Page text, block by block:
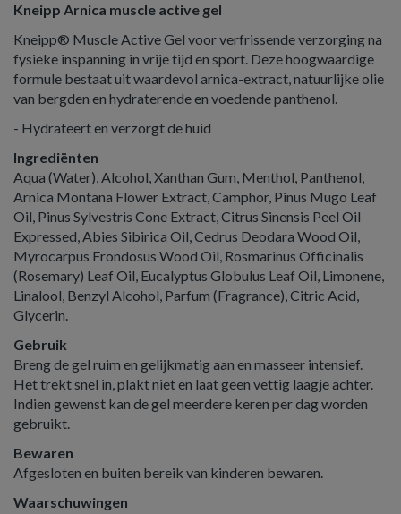
Kneipp Arnica muscle active gel
Kneipp® Muscle Active Gel voor verfrissende verzorging na
fysieke inspanning in vrije tijd en sport. Deze hoogwaardige
formule bestaat uit waardevol arnica-extract, natuurlijke olie
van bergden en hydraterende en voedende panthenol.
- Hydrateert en verzorgt de huid
Ingrediënten
Aqua (Water), Alcohol, Xanthan Gum, Menthol, Panthenol,
Arnica Montana Flower Extract, Camphor, Pinus Mugo Leaf
Oil, Pinus Sylvestris Cone Extract, Citrus Sinensis Peel Oil
Expressed, Abies Sibirica Oil, Cedrus Deodara Wood Oil,
Myrocarpus Frondosus Wood Oil, Rosmarinus Officinalis
(Rosemary) Leaf Oil, Eucalyptus Globulus Leaf Oil, Limonene,
Linalool, Benzyl Alcohol, Parfum (Fragrance), Citric Acid,
Glycerin.
Gebruik
Breng de gel ruim en gelijkmatig aan en masseer intensief.
Het trekt snel in, plakt niet en laat geen vettig laagje achter.
Indien gewenst kan de gel meerdere keren per dag worden
gebruikt.
Bewaren
Afgesloten en buiten bereik van kinderen bewaren.
Waarschuwingen